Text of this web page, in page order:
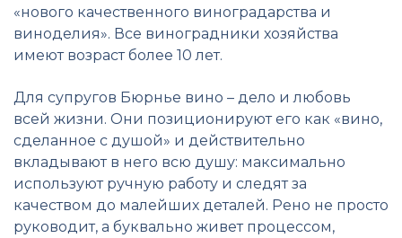
«нового качественного виноградарства и
виноделия». Все виноградники хозяйства
имеют возраст более 10 лет.
Для супругов Бюрнье вино – дело и любовь
всей жизни. Они позиционируют его как «вино,
сделанное с душой» и действительно
вкладывают в него всю душу: максимально
используют ручную работу и следят за
качеством до малейших деталей. Рено не просто
руководит, а буквально живет процессом,